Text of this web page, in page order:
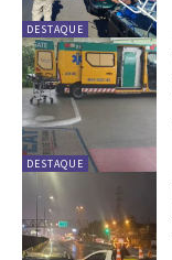
DESTAQUE
DESTAQUE